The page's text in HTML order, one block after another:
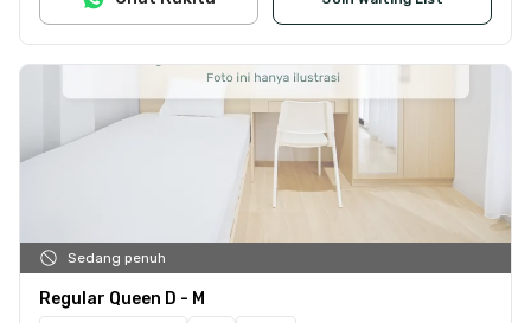
Sedang penuh
Regular Queen D - M